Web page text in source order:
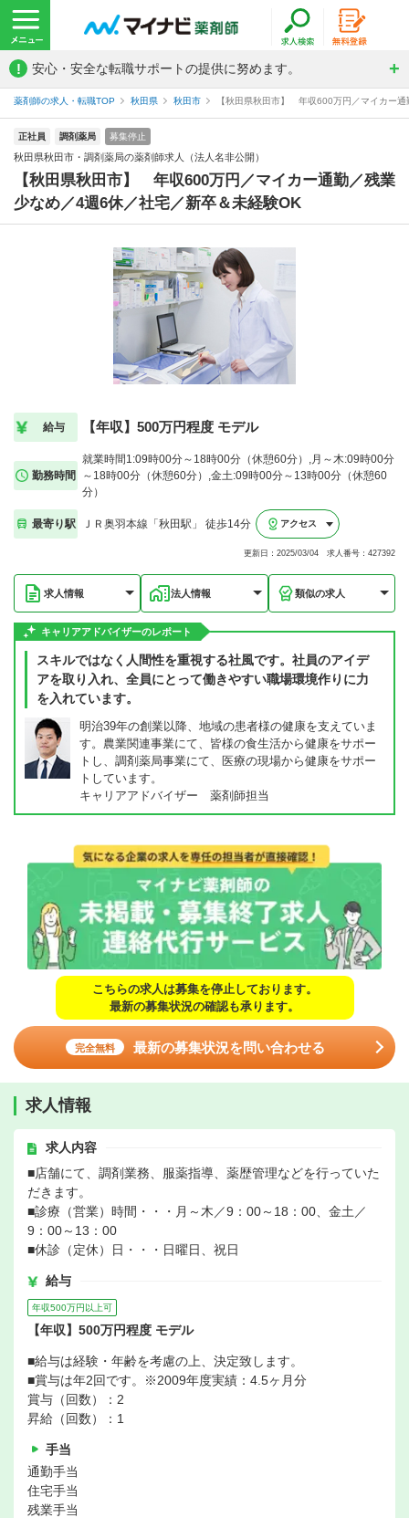
! 安心・安全な転職サポートの提供に努めます。
薬剤師の求人・転職TOP 秋田県 秋田市 【秋田県秋田市】 年収600万円／マイカー
正社員 調剤薬局 募集停止
秋田県秋田市・調剤薬局の薬剤師求人（法人名非公開）
【秋田県秋田市】 年収600万円／マイカー通勤／残業
少なめ／4週6休／社宅／新卒＆未経験OK
給与 【年収】500万円程度 モデル
勤務時間
就業時間1:09時00分～18時00分（休憩60分）,月～木:09時00分
～18時00分（休憩60分）,金土:09時00分～13時00分（休憩60
分）
最寄り駅 ＪＲ奥羽本線「秋田駅」 徒歩14分 アクセス
更新日：2025/03/04 求人番号：427392
求人情報 法人情報 類似の求人
キャリアアドバイザーのレポート
スキルではなく人間性を重視する社風です。社員のアイデ
アを取り入れ、全員にとって働きやすい職場環境作りに力
を入れています。
明治39年の創業以降、地域の患者様の健康を支えていま
す。農業関連事業にて、皆様の食生活から健康をサポー
トし、調剤薬局事業にて、医療の現場から健康をサポー
トしています。
キャリアアドバイザー 薬剤師担当
こちらの求人は募集を停止しております。
最新の募集状況の確認も承ります。
完全無料 最新の募集状況を問い合わせる
求人情報
求人内容
■店舗にて、調剤業務、服薬指導、薬歴管理などを行っていた
だきます。
■診療（営業）時間・・・月～木／9：00～18：00、金土／
9：00～13：00
■休診（定休）日・・・日曜日、祝日
給与
年収500万円以上可
【年収】500万円程度 モデル
■給与は経験・年齢を考慮の上、決定致します。
■賞与は年2回です。※2009年度実績：4.5ヶ月分
賞与（回数）：2
昇給（回数）：1
手当
通勤手当
住宅手当
残業手当